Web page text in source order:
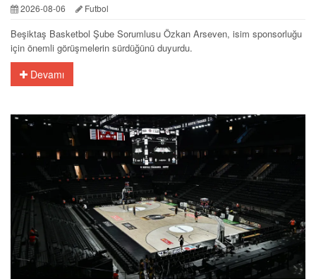
2026-08-06 Futbol
Beşiktaş Basketbol Şube Sorumlusu Özkan Arseven, isim sponsorluğu
için önemli görüşmelerin sürdüğünü duyurdu.
Devamı